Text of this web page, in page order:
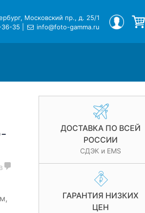
Московский пр., д. 25/1
36-35
info@foto-gamma.ru
МОЙ ПРОФИЛЬ
ДОСТАВКА ПО ВСЕЙ
РОССИИ
СДЭК и EMS
ГАРАНТИЯ НИЗКИХ
ЦЕН